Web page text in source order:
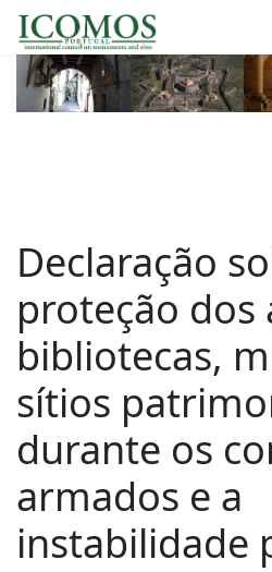
Declaração
proteção dos
bibliotecas,
sítios
durante os
armados e a
instabilidade